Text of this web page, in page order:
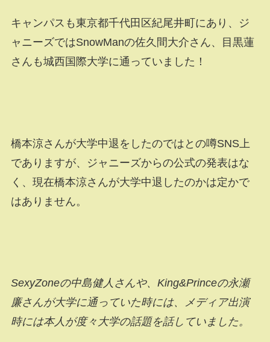
キャンパスも東京都千代田区紀尾井町にあり、ジ
ャニーズではSnowManの佐久間大介さん、目黒蓮
さんも城西国際大学に通っていました！
橋本涼さんが大学中退をしたのではとの噂SNS上
でありますが、ジャニーズからの公式の発表はな
く、現在橋本涼さんが大学中退したのかは定かで
はありません。
SexyZoneの中島健人さんや、King&Princeの永瀬
廉さんが大学に通っていた時には、メディア出演
時には本人が度々大学の話題を話していました。